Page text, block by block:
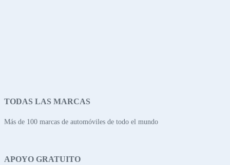
TODAS LAS MARCAS
Más de 100 marcas de automóviles de todo el mundo
APOYO GRATUITO